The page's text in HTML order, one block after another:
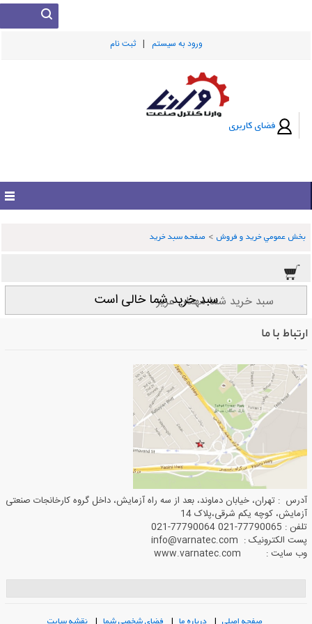
ورود به سيستم| ثبت نام
فضای کاربری
بخش عمومي خريد و فروش> صفحه سبد خريد
سبد خرید شما مهمان عزیز
سبد خرید شما خالی است
ارتباط با ما
آدرس : تهران، خیابان دماوند، بعد از سه راه آزمایش، داخل گروه کارخانجات صنعتی
آزمایش، کوچه یکم شرقی،پلاک 14
تلفن : 77790065-021 77790064-021
پست الکترونیک : info@varnatec.com
وب سایت : www.varnatec.com
صفحه اصلی درباره ما فضای شخصی شما نقشه سایت